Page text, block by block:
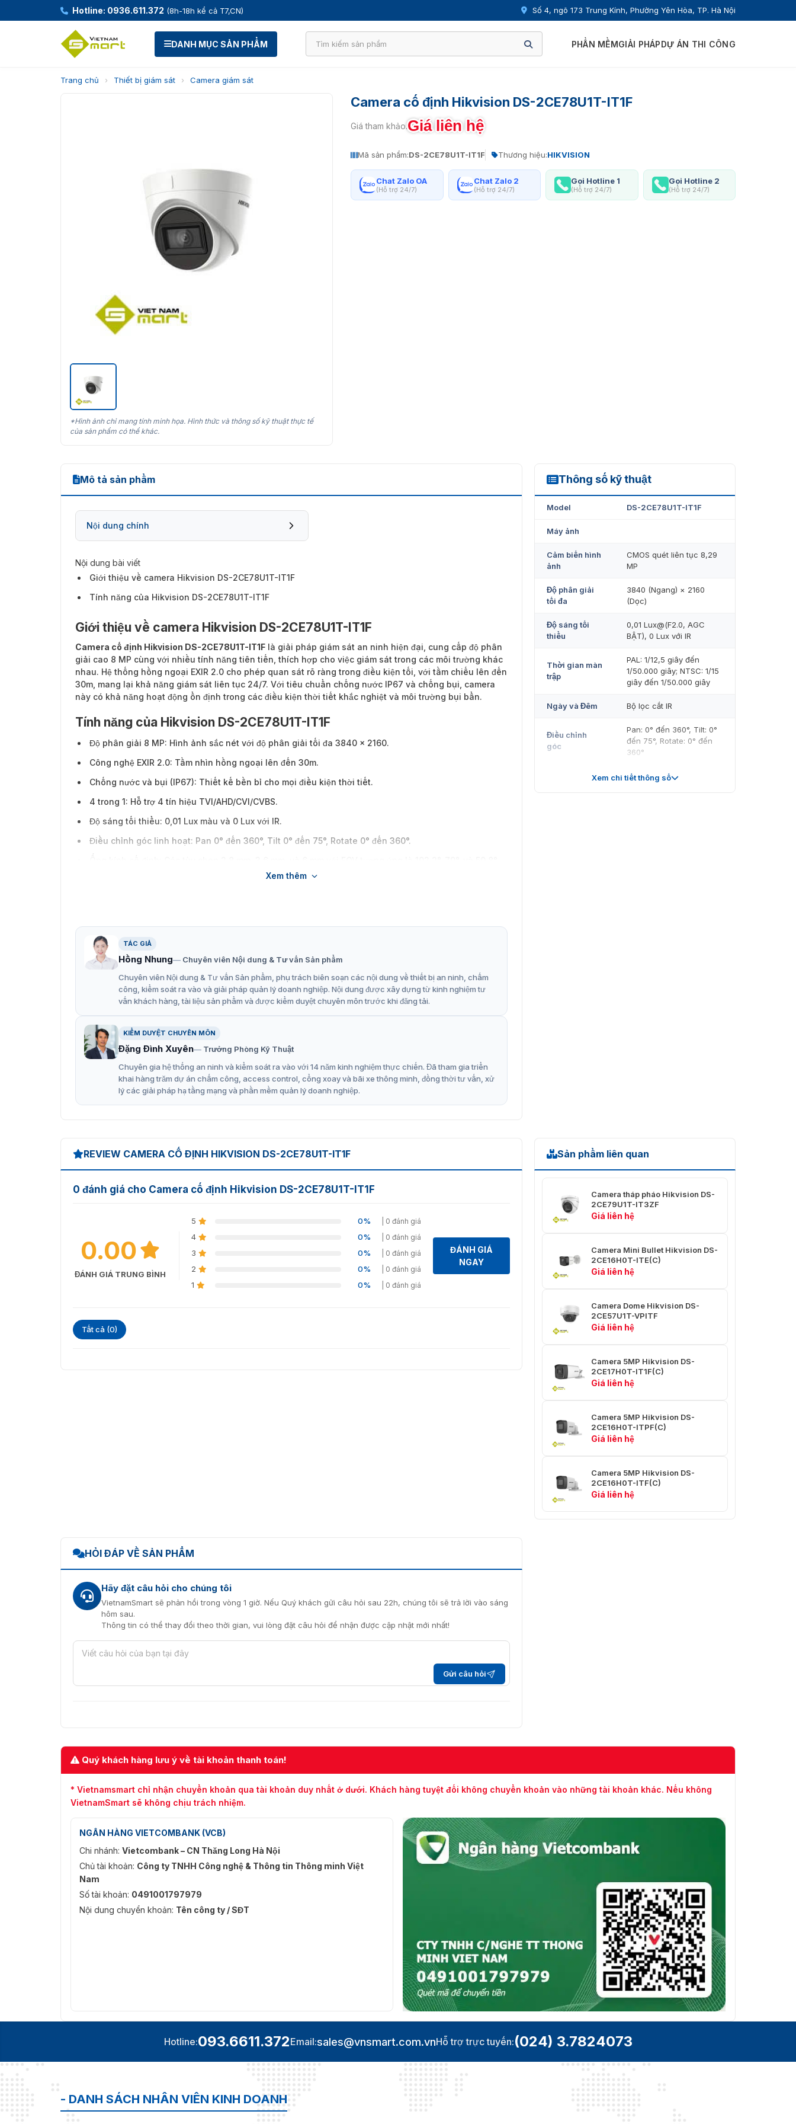
Hotline: 0936.611.372 (8h-18h kể cả T7,CN) Số 4, ngõ 173 Trung Kính, Phường Yên Hòa, TP. Hà Nội
DANH MỤC SẢN PHẨM PHẦN MỀMGIẢI PHÁPDỰ ÁN THI CÔNG
Trang chủ › Thiết bị giám sát › Camera giám sát
*Hình ảnh chỉ mang tính minh họa. Hình thức và thông số kỹ thuật thực tế
của sản phẩm có thể khác.
Camera cố định Hikvision DS-2CE78U1T-IT1F
Giá tham khảo:Giá liên hệ
Mã sản phẩm:DS-2CE78U1T-IT1F Thương hiệu:HIKVISION
Chat Zalo OA
(Hỗ trợ 24/7)
Chat Zalo 2
(Hỗ trợ 24/7)
Gọi Hotline 1
(Hỗ trợ 24/7)
Gọi Hotline 2
(Hỗ trợ 24/7)
Mô tả sản phẩm
Nội dung chính
Nội dung bài viết
Giới thiệu về camera Hikvision DS-2CE78U1T-IT1F
Tính năng của Hikvision DS-2CE78U1T-IT1F
Giới thiệu về camera Hikvision DS-2CE78U1T-IT1F
Camera cố định Hikvision DS-2CE78U1T-IT1F là giải pháp giám sát an ninh hiện đại, cung cấp độ phân
giải cao 8 MP cùng với nhiều tính năng tiên tiến, thích hợp cho việc giám sát trong các môi trường khác
nhau. Hệ thống hồng ngoại EXIR 2.0 cho phép quan sát rõ ràng trong điều kiện tối, với tầm chiếu lên đến
30m, mang lại khả năng giám sát liên tục 24/7. Với tiêu chuẩn chống nước IP67 và chống bụi, camera
này có khả năng hoạt động ổn định trong các điều kiện thời tiết khắc nghiệt và môi trường bụi bẩn.
Tính năng của Hikvision DS-2CE78U1T-IT1F
Độ phân giải 8 MP: Hình ảnh sắc nét với độ phân giải tối đa 3840 x 2160.
Công nghệ EXIR 2.0: Tầm nhìn hồng ngoại lên đến 30m.
Chống nước và bụi (IP67): Thiết kế bền bỉ cho mọi điều kiện thời tiết.
4 trong 1: Hỗ trợ 4 tín hiệu TVI/AHD/CVI/CVBS.
Độ sáng tối thiểu: 0,01 Lux màu và 0 Lux với IR.
Điều chỉnh góc linh hoạt: Pan 0° đến 360°, Tilt 0° đến 75°, Rotate 0° đến 360°.
Thời gian màn trập: PAL: 1/12,5 giây đến 1/50.000 giây; NTSC: 1/15 giây đến 1/50.000 giây.
Xem thêm
TÁC GIẢ
Hồng Nhung
Chuyên viên Nội dung & Tư vấn Sản phẩm
Chuyên viên Nội dung & Tư vấn Sản phẩm, phụ trách biên soạn các nội dung về thiết bị an ninh, chấm
công, kiểm soát ra vào và giải pháp quản lý doanh nghiệp. Nội dung được xây dựng từ kinh nghiệm tư
vấn khách hàng, tài liệu sản phẩm và được kiểm duyệt chuyên môn trước khi đăng tải.
KIỂM DUYỆT CHUYÊN MÔN
Đặng Đình Xuyên
Trưởng Phòng Kỹ Thuật
Chuyên gia hệ thống an ninh và kiểm soát ra vào với 14 năm kinh nghiệm thực chiến. Đã tham gia triển
khai hàng trăm dự án chấm công, access control, cổng xoay và bãi xe thông minh, đồng thời tư vấn, xử
lý các giải pháp hạ tầng mạng và phần mềm quản lý doanh nghiệp.
Thông số kỹ thuật
DS-2CE78U1T-IT1F
Model DS-2CE78U1T-IT1F
Máy ảnh
Cảm biến hình
ảnh
CMOS quét liên tục 8,29
MP
Độ phân giải
tối đa
3840 (Ngang) × 2160
(Dọc)
Độ sáng tối
thiểu
0,01 Lux@(F2.0, AGC
BẬT), 0 Lux với IR
Thời gian màn
trập
PAL: 1/12,5 giây đến
1/50.000 giây; NTSC: 1/15
giây đến 1/50.000 giây
Ngày và Đêm Bộ lọc cắt IR
Điều chỉnh
góc
Pan: 0° đến 360°, Tilt: 0°
đến 75°, Rotate: 0° đến
360°
PAL/NTSC
Tốc độ khung
hình
TVI: 8MP@12.5fps,
8MP@15fps, 5MP@20fps,
4MP@30fps,
2MP@25fps, 2MP@30fps
CVI: 8MP@12.5fps,
CVBS: 960H P/N
Chế độ Ngày/
Tự động/Màu/Đen trắng
Dải động rộng
(WDR)
WDR kỹ thuật số
Cân bằng
trắng
Tự động/Thủ công
Đầu ra video
Có thể chuyển đổi
Tổng quan
Xem chi tiết thông số
REVIEW CAMERA CỐ ĐỊNH HIKVISION DS-2CE78U1T-IT1F
0 đánh giá cho Camera cố định Hikvision DS-2CE78U1T-IT1F
0.00
ĐÁNH GIÁ TRUNG BÌNH
5 0% | 0 đánh giá
4 0% | 0 đánh giá
3 0% | 0 đánh giá
2 0% | 0 đánh giá
1 0% | 0 đánh giá
ĐÁNH GIÁ
NGAY
Tất cả (0)
Sản phẩm liên quan
Camera tháp pháo Hikvision DS-
2CE79U1T-IT3ZF
Giá liên hệ
Camera Mini Bullet Hikvision DS-
2CE16H0T-ITE(C)
Giá liên hệ
Camera Dome Hikvision DS-
2CE57U1T-VPITF
Giá liên hệ
Camera 5MP Hikvision DS-
2CE17H0T-IT1F(C)
Giá liên hệ
Camera 5MP Hikvision DS-
2CE16H0T-ITPF(C)
Giá liên hệ
Camera 5MP Hikvision DS-
2CE16H0T-ITF(C)
Giá liên hệ
HỎI ĐÁP VỀ SẢN PHẨM
Hãy đặt câu hỏi cho chúng tôi
VietnamSmart sẽ phản hồi trong vòng 1 giờ. Nếu Quý khách gửi câu hỏi sau 22h, chúng tôi sẽ trả lời vào sáng
hôm sau.
Thông tin có thể thay đổi theo thời gian, vui lòng đặt câu hỏi để nhận được cập nhật mới nhất!
Gửi câu hỏi
Quý khách hàng lưu ý về tài khoản thanh toán!
* Vietnamsmart chỉ nhận chuyển khoản qua tài khoản duy nhất ở dưới. Khách hàng tuyệt đối không chuyển khoản vào những tài khoản khác. Nếu không
VietnamSmart sẽ không chịu trách nhiệm.
NGÂN HÀNG VIETCOMBANK (VCB)
Chi nhánh: Vietcombank – CN Thăng Long Hà Nội
Chủ tài khoản: Công ty TNHH Công nghệ & Thông tin Thông minh Việt
Nam
Số tài khoản: 0491001797979
Nội dung chuyển khoản: Tên công ty / SĐT
Hotline:093.6611.372Email:sales@vnsmart.com.vnHỗ trợ trực tuyến:(024) 3.7824073
- DANH SÁCH NHÂN VIÊN KINH DOANH